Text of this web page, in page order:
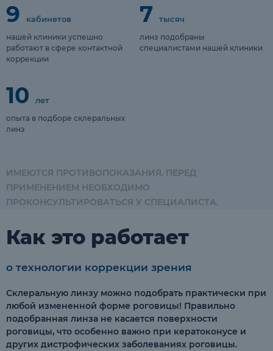
9 кабинетов
нашей клиники успешно
работают в сфере контактной
коррекции
7 тысяч
линз подобраны
специалистами нашей клиники
10 лет
опыта в подборе склеральных
линз
ИМЕЮТСЯ ПРОТИВОПОКАЗАНИЯ. ПЕРЕД
ПРИМЕНЕНИЕМ НЕОБХОДИМО
ПРОКОНСУЛЬТИРОВАТЬСЯ У СПЕЦИАЛИСТА.
Как это работает
о технологии коррекции зрения
Склеральную линзу можно подобрать практически при
любой измененной форме роговицы! Правильно
подобранная линза не касается поверхности
роговицы, что особенно важно при кератоконусе и
других дистрофических заболеваниях роговицы.